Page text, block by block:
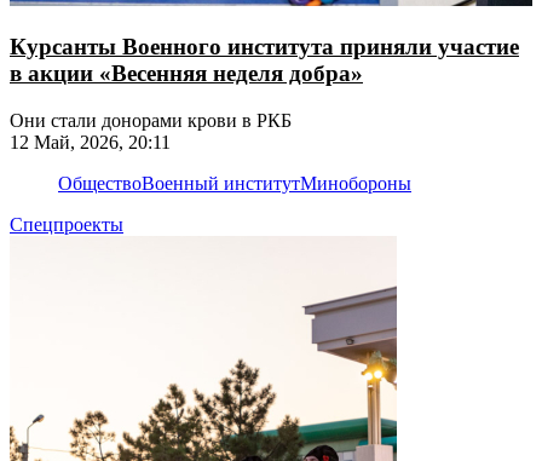
Курсанты Военного института приняли участие
в акции «Весенняя неделя добра»
Они стали донорами крови в РКБ
12 Май, 2026, 20:11
ОбществоВоенный институтМинобороны
Спецпроекты